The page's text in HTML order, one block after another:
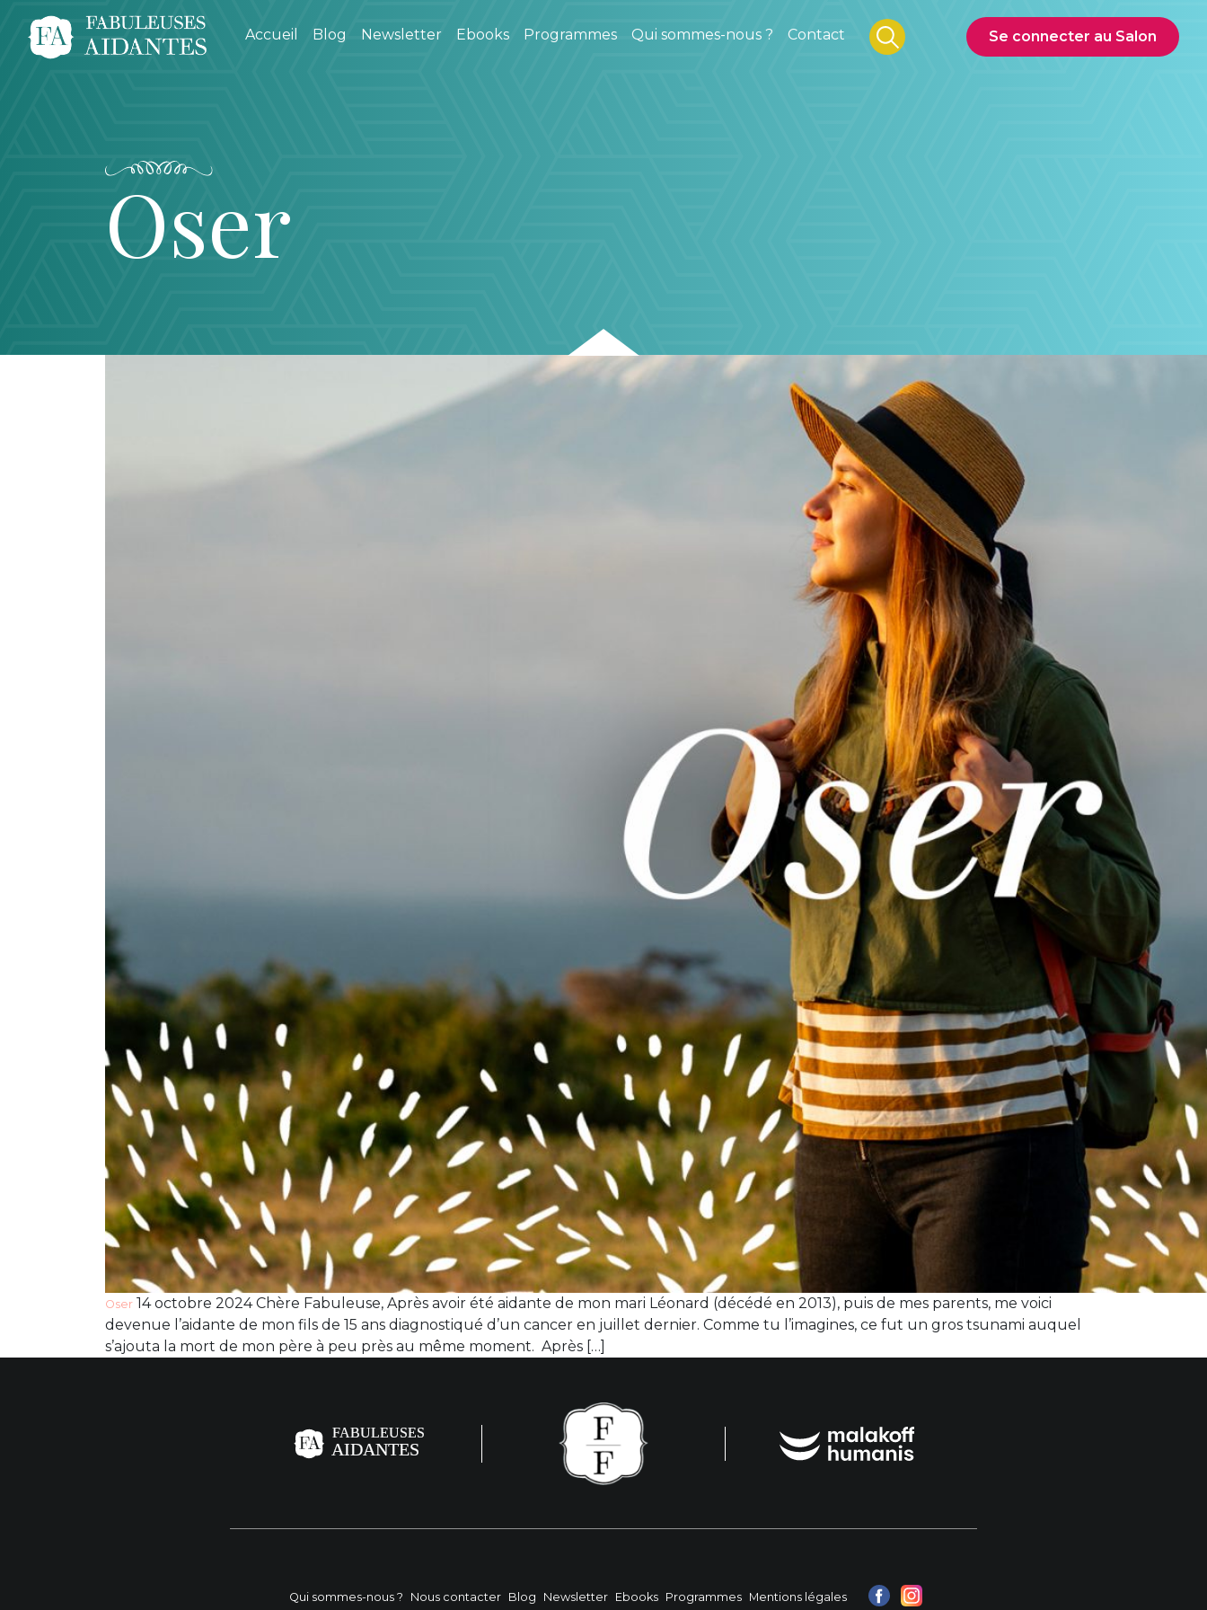
Accueil Blog Newsletter Ebooks Programmes Qui sommes-nous ? Contact Se connecter au Salon
Oser
Oser 14 octobre 2024 Chère Fabuleuse, Après avoir été aidante de mon mari Léonard (décédé en 2013), puis de mes parents, me voici
devenue l’aidante de mon fils de 15 ans diagnostiqué d’un cancer en juillet dernier. Comme tu l’imagines, ce fut un gros tsunami auquel
s’ajouta la mort de mon père à peu près au même moment. Après […]
Qui sommes-nous ? Nous contacter Blog Newsletter Ebooks Programmes Mentions légales